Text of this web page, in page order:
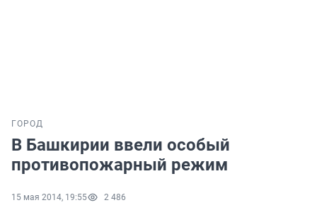
ГОРОД
В Башкирии ввели особый
противопожарный режим
15 мая 2014, 19:55 2 486